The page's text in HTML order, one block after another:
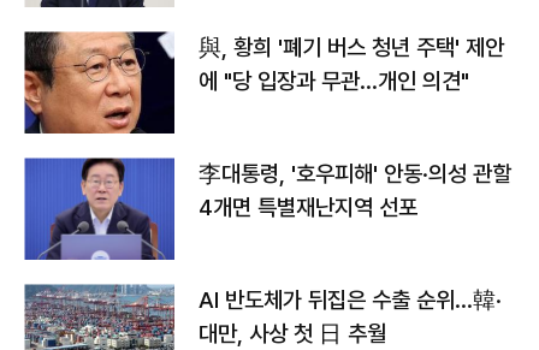
與, 황희 '폐기 버스 청년 주택' 제안
에 "당 입장과 무관…개인 의견"
李대통령, '호우피해' 안동·의성 관할
4개면 특별재난지역 선포
AI 반도체가 뒤집은 수출 순위…韓·
대만, 사상 첫 日 추월